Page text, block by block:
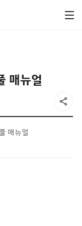
매뉴얼
매뉴얼